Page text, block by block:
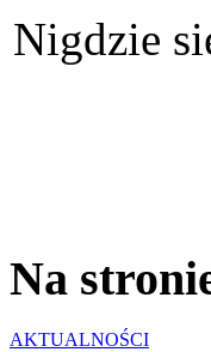
Nigdzie
Na
AKTUALNOŚCI